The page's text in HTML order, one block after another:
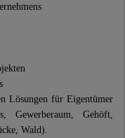
Lösungen für Eigentümer
Gewerberaum, Gehöft,
Wald).